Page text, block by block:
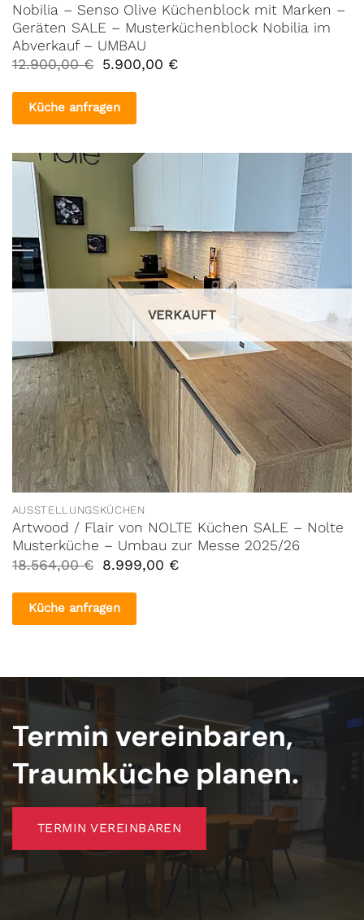
Nobilia – Senso Olive Küchenblock mit Marken –
Geräten SALE – Musterküchenblock Nobilia im
Abverkauf – UMBAU
12.900,00€
Ursprünglicher
war:
12.900,00 €
5.900,00 €Aktueller
Küche anfragen
VERKAUFT
AUSSTELLUNGSKÜCHEN
Artwood / Flair von NOLTE Küchen SALE – Nolte
Musterküche – Umbau zur Messe 2025/26
18.564,00€
Ursprünglicher
war:
18.564,00 €
8.999,00 €Aktueller
Küche anfragen
Termin vereinbaren,
Traumküche planen.
TERMIN VEREINBAREN